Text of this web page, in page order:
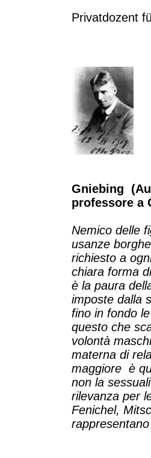
Privatdozent
Gniebing
professore a
Nemico delle
usanze
richiesto a
chiara forma
è la paura
imposte dalla
fino in fondo
questo che
volontà
materna di
maggiore è
non la
rilevanza per
Fenichel,